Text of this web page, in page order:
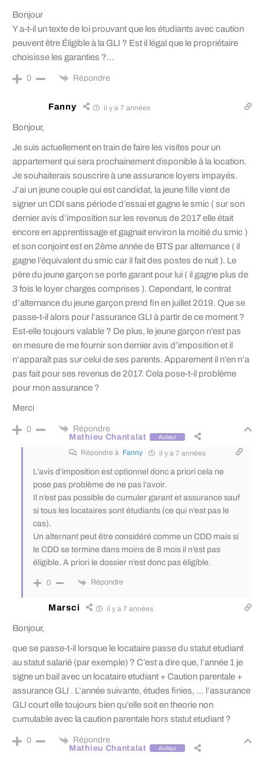
Bonjour
Y a-t-il un texte de loi prouvant que les étudiants avec caution
peuvent être Éligible à la GLI ? Est il légal que le propriétaire
choisisse les garanties ?…
0 Répondre
Fanny il y a 7 années
Bonjour,
Je suis actuellement en train de faire les visites pour un
appartement qui sera prochainement disponible à la location.
Je souhaiterais souscrire à une assurance loyers impayés.
J’ai un jeune couple qui est candidat, la jeune fille vient de
signer un CDI sans période d’essai et gagne le smic ( sur son
dernier avis d’imposition sur les revenus de 2017 elle était
encore en apprentissage et gagnait environ la moitié du smic )
et son conjoint est en 2ème année de BTS par alternance ( il
gagne l’équivalent du smic car il fait des postes de nuit ). Le
père du jeune garçon se porte garant pour lui ( il gagne plus de
3 fois le loyer charges comprises ). Cependant, le contrat
d’alternance du jeune garçon prend fin en juillet 2019. Que se
passe-t-il alors pour l’assurance GLI à partir de ce moment ?
Est-elle toujours valable ? De plus, le jeune garçon n’est pas
en mesure de me fournir son dernier avis d’imposition et il
n’apparaît pas sur celui de ses parents. Apparement il n’en n’a
pas fait pour ses revenus de 2017. Cela pose-t-il problème
pour mon assurance ?
Merci
0
Répondre
Mathieu Chantalat
Auteur
Répondre à Fanny il y a 7 années
L’avis d’imposition est optionnel donc a priori cela ne
pose pas problème de ne pas l’avoir.
Il n’est pas possible de cumuler garant et assurance sauf
si tous les locataires sont étudiants (ce qui n’est pas le
cas).
Un alternant peut être considéré comme un CDD mais si
le CDD se termine dans moins de 8 mois il n’est pas
éligible. A priori le dossier n’est donc pas éligible.
0 Répondre
Marsci il y a 7 années
Bonjour,
que se passe-t-il lorsque le locataire passe du statut etudiant
au statut salarié (par exemple) ? C’est a dire que, l’année 1 je
signe un bail avec un locataire etudiant + Caution parentale +
assurance GLI . L’année suivante, études finies, … l’assurance
GLI court elle toujours bien qu’elle soit en theorie non
cumulable avec la caution parentale hors statut etudiant ?
0
Répondre
Mathieu Chantalat
Auteur